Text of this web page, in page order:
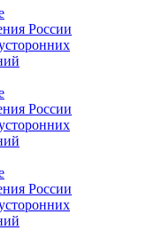
России
России
России